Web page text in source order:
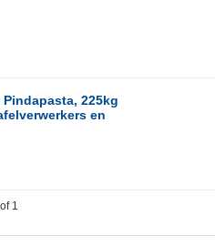
225kg
en
1